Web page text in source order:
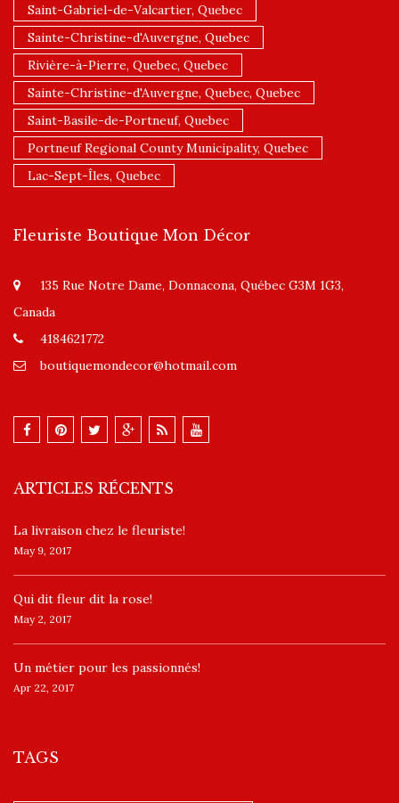
Saint-Gabriel-de-Valcartier, Quebec
Sainte-Christine-d'Auvergne, Quebec
Rivière-à-Pierre, Quebec, Quebec
Sainte-Christine-d'Auvergne, Quebec, Quebec
Saint-Basile-de-Portneuf, Quebec
Portneuf Regional County Municipality, Quebec
Lac-Sept-Îles, Quebec
Fleuriste Boutique Mon Décor
135 Rue Notre Dame, Donnacona, Québec G3M 1G3,
Canada
4184621772
boutiquemondecor@hotmail.com
ARTICLES RÉCENTS
La livraison chez le fleuriste!
May 9, 2017
​Qui dit fleur dit la rose!
May 2, 2017
Un ​métier pour les passionnés​!
Apr 22, 2017
TAGS